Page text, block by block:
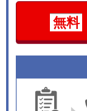
無料